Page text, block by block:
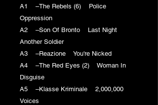
A1 –The Rebels (6) Police
Oppression
A2 –Son Of Bronto Last Night
Another Soldier
A3 –Reazione You're Nicked
A4 –The Red Eyes (2) Woman In
Disguise
A5 –Klasse Kriminale 2,000,000
Voices